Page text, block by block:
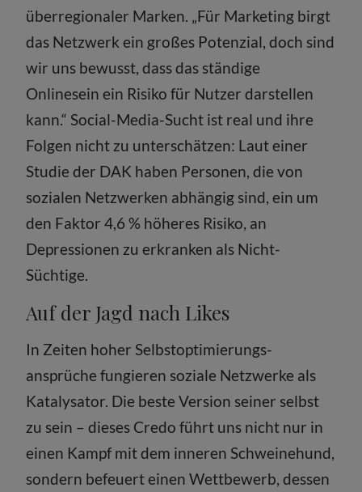
überregionaler Marken. „Für Marketing birgt
das Netzwerk ein großes Potenzial, doch sind
wir uns bewusst, dass das ständige
Onlinesein ein Risiko für Nutzer darstellen
kann.“ Social-Media-Sucht ist real und ihre
Folgen nicht zu unterschätzen: Laut einer
Studie der DAK haben Personen, die von
sozialen Netzwerken abhängig sind, ein um
den Faktor 4,6 % höheres Risiko, an
Depressionen zu erkranken als Nicht-
Süchtige.
Auf der Jagd nach Likes
In Zeiten hoher Selbstoptimierungs­
ansprüche fungieren soziale Netzwerke als
Katalysator. Die beste Version seiner selbst
zu sein – dieses Credo führt uns nicht nur in
einen Kampf mit dem inneren Schweine­hund,
sondern befeuert einen Wettbewerb, dessen